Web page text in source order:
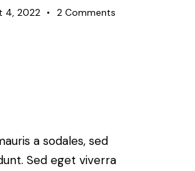
4, 2022 2 Comments
a sodales, sed
Sed eget viverra